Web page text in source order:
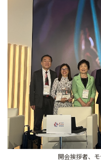
開会挨拶者、